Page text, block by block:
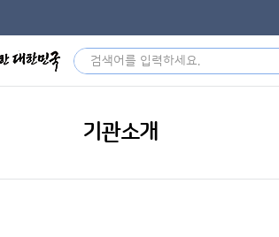
기관소개